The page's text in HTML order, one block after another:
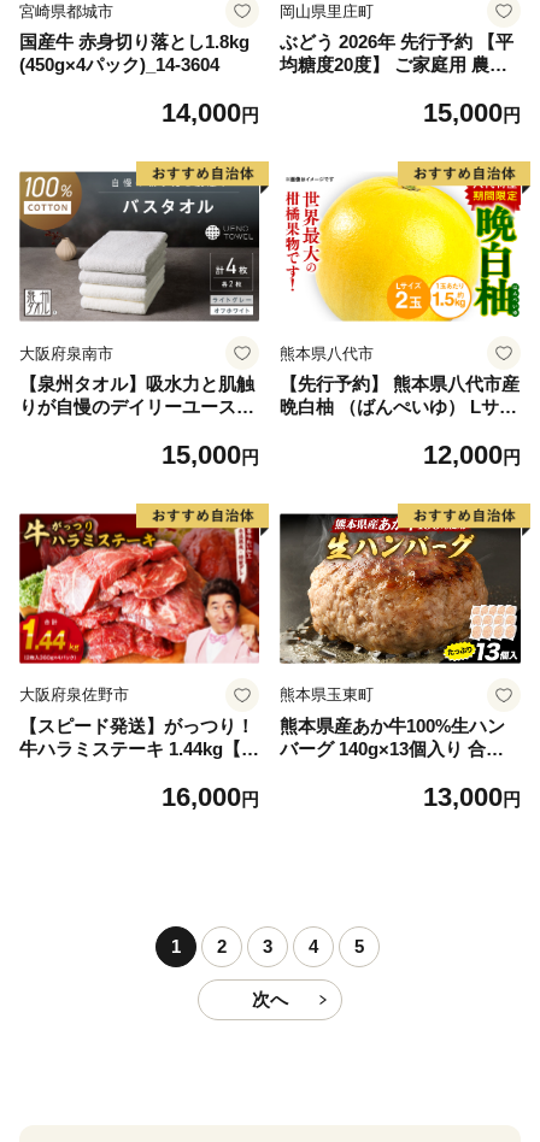
宮崎県都城市
国産牛 赤身切り落とし1.8kg
(450g×4パック)_14-3604
14,000円
岡山県里庄町
ぶどう 2026年 先行予約 【平
均糖度20度】 ご家庭用 農家
ット 2～3房 合計約1.2kg ブ
直送 】
15,000円
大阪府泉南市
【泉州タオル】吸水力と肌触
りが自慢のデイリーユースバ
トグレー 4枚【配送不可地
15,000円
熊本県八代市
【先行予約】 熊本県八代市産
晩白柚 （ばんぺいゆ） Lサイ
もの フルーツ おやつ 特産 熊
12,000円
大阪府泉佐野市
【スピード発送】がっつり！
牛ハラミステーキ 1.44kg【氷
g×4パック 牛肉 すてーき 焼
16,000円
熊本県玉東町
熊本県産あか牛100%生ハン
バーグ 140g×13個入り 合計1
に出荷予定(土日祝除く)》熊
13,000円
1 2 3 4 5
次へ